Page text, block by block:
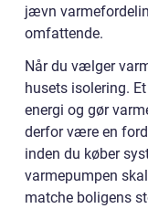
jævn
omfattende.
Når du vælger
husets isolering.
energi og gør
derfor være en
inden du køber
varmepumpen
matche boligens